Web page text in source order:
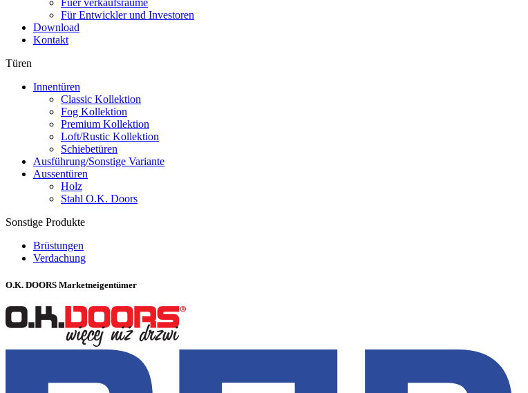
Fuer verkaufsraume
Für Entwickler und Investoren
Download
Kontakt
Türen
Innentüren
Classic Kollektion
Fog Kollektion
Premium Kollektion
Loft/Rustic Kollektion
Schiebetüren
Ausführung/Sonstige Variante
Aussentüren
Holz
Stahl O.K. Doors
Sonstige Produkte
Brüstungen
Verdachung
O.K. DOORS Marketneigentümer